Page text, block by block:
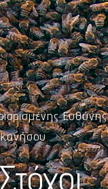
Ευθύνης